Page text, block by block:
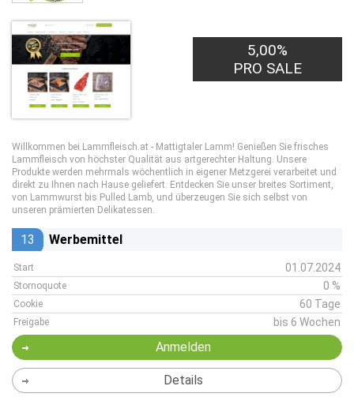
5,00%
PRO SALE
Willkommen bei Lammfleisch.at - Mattigtaler Lamm! Genießen Sie frisches
Lammfleisch von höchster Qualität aus artgerechter Haltung. Unsere
Produkte werden mehrmals wöchentlich in eigener Metzgerei verarbeitet und
direkt zu Ihnen nach Hause geliefert. Entdecken Sie unser breites Sortiment,
von Lammwurst bis Pulled Lamb, und überzeugen Sie sich selbst von
unseren prämierten Delikatessen.
13 Werbemittel
Start 01.07.2024
Stornoquote 0 %
Cookie 60 Tage
Freigabe bis 6 Wochen
Anmelden
Details